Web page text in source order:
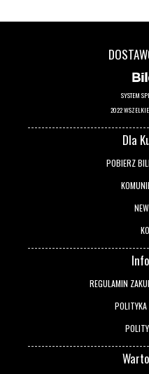
SYSTEM
2022
Dla
POBIERZ
REGULAMIN